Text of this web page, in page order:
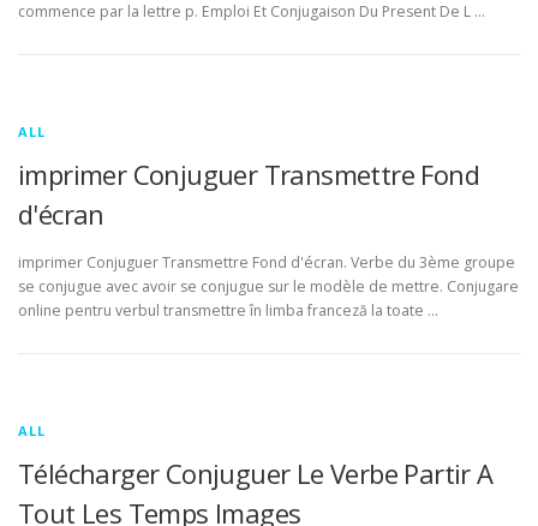
commence par la lettre p. Emploi Et Conjugaison Du Present De L …
ALL
imprimer Conjuguer Transmettre Fond
d'écran
imprimer Conjuguer Transmettre Fond d'écran. Verbe du 3ème groupe
se conjugue avec avoir se conjugue sur le modèle de mettre. Conjugare
online pentru verbul transmettre în limba franceză la toate …
ALL
Télécharger Conjuguer Le Verbe Partir A
Tout Les Temps Images